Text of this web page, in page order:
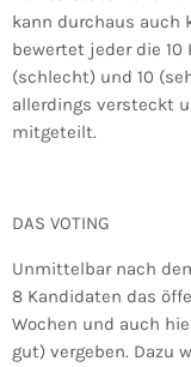
kann durchaus auch
bewertet jeder die 10
(schlecht) und 10
allerdings versteckt
mitgeteilt.
DAS VOTING
Unmittelbar nach
8 Kandidaten das
Wochen und auch
gut) vergeben. Dazu